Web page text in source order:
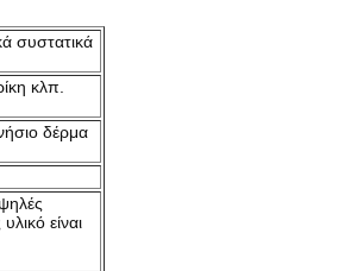
συστατικά
κλπ.
δέρμα
είναι